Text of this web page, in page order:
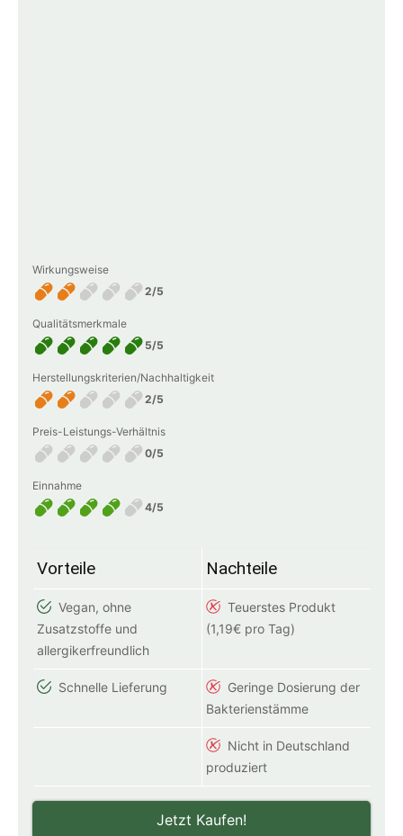
Wirkungsweise
2/5
Qualitätsmerkmale
5/5
Herstellungskriterien/Nachhaltigkeit
2/5
Preis-Leistungs-Verhältnis
0/5
Einnahme
4/5
Vorteile Nachteile
Vegan, ohne
Zusatzstoffe und
allergikerfreundlich
Teuerstes Produkt
(1,19€ pro Tag)
Schnelle Lieferung
Geringe Dosierung der
Bakterienstämme
Nicht in Deutschland
produziert
Jetzt Kaufen!